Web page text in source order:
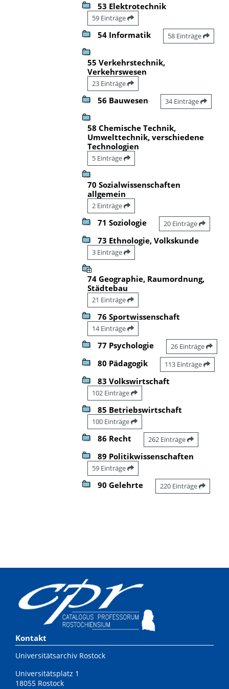
53 Elektrotechnik
59 Einträge
54 Informatik 58 Einträge
55 Verkehrstechnik,
Verkehrswesen
23 Einträge
56 Bauwesen 34 Einträge
58 Chemische Technik,
Umwelttechnik, verschiedene
Technologien
5 Einträge
70 Sozialwissenschaften
allgemein
2 Einträge
71 Soziologie 20 Einträge
73 Ethnologie, Volkskunde
3 Einträge
74 Geographie, Raumordnung,
Städtebau
21 Einträge
76 Sportwissenschaft
14 Einträge
77 Psychologie 26 Einträge
80 Pädagogik 113 Einträge
83 Volkswirtschaft
102 Einträge
85 Betriebswirtschaft
100 Einträge
86 Recht 262 Einträge
89 Politikwissenschaften
59 Einträge
90 Gelehrte 220 Einträge
Kontakt
Universitätsarchiv Rostock
Universitätsplatz 1
18055 Rostock